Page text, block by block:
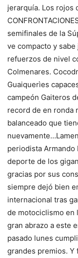
jerarquía. Los rojos
semifinales de la
ve compacto y
refuerzos de nivel
Colmenares.
Guaiquerìes
campeón Gaiteros
record de en ronda
balanceado que
periodista Armando
deporte de los
gracias por sus
siempre dejó bien
internacional tras
de motociclismo en
gran abrazo a este
pasado lunes
grandes premios. Y